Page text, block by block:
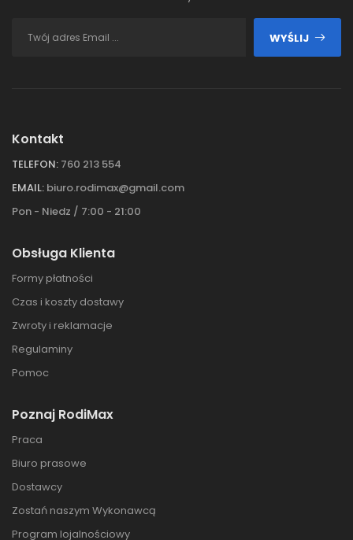
WYŚLIJ
Kontakt
TELEFON: 760 213 554
EMAIL: biuro.rodimax@gmail.com
Pon - Niedz / 7:00 - 21:00
Obsługa Klienta
Formy płatności
Czas i koszty dostawy
Zwroty i reklamacje
Regulaminy
Pomoc
Poznaj RodiMax
Praca
Biuro prasowe
Dostawcy
Zostań naszym Wykonawcą
Program lojalnościowy